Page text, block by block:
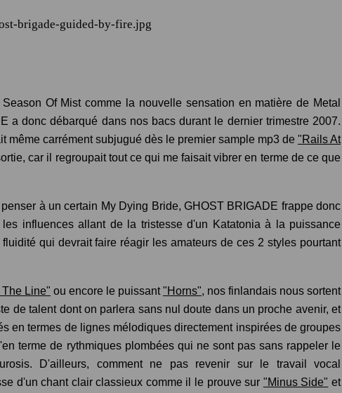
Of Mist comme la nouvelle sensation en matière de Metal
a donc débarqué dans nos bacs durant le dernier trimestre 2007.
même carrément subjugué dès le premier sample mp3 de "Rails At
car il regroupait tout ce qui me faisait vibrer en terme de ce que
à un certain My Dying Bride, GHOST BRIGADE frappe donc
influences allant de la tristesse d'un Katatonia à la puissance
qui devrait faire réagir les amateurs de ces 2 styles pourtant
Line" ou encore le puissant"Horns", nos finlandais nous sortent
de talent dont on parlera sans nul doute dans un proche avenir, et
en termes de lignes mélodiques directement inspirées de groupes
terme de rythmiques plombées qui ne sont pas sans rappeler le
D'ailleurs, comment ne pas revenir sur le travail vocal
d'un chant clair classieux comme il le prouve sur "Minus Side" et